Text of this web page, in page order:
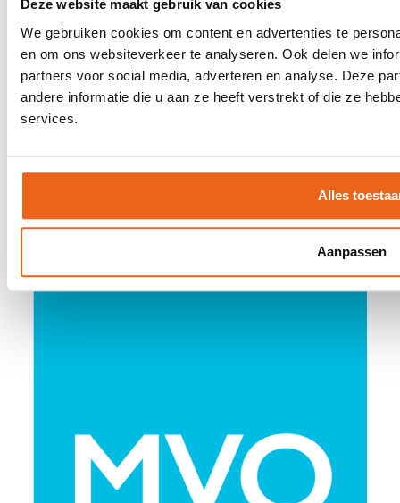
Deze website maakt gebruik van cookies
We gebruiken cookies om content en advertenties te
en om ons websiteverkeer te analyseren. Ook delen we
partners voor social media, adverteren en analyse. Deze
andere informatie die u aan ze heeft verstrekt of die ze
services.
Alles
Aanpassen
Offerte aanvragen
Contact
Een keer per maand inspiratie ontvangen
voor uw LIVE moments?